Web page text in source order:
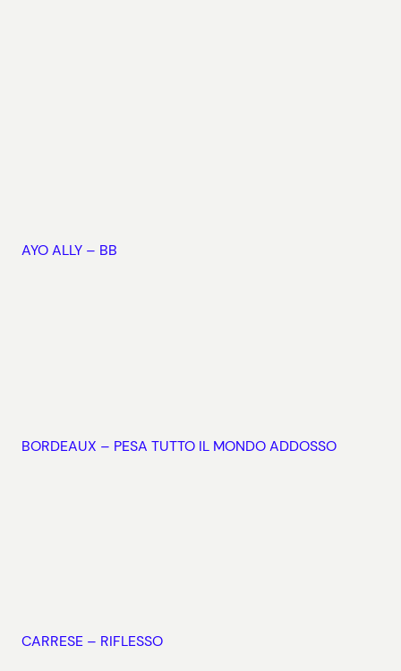
AYO ALLY – BB
BORDEAUX – PESA TUTTO IL MONDO ADDOSSO
CARRESE – RIFLESSO